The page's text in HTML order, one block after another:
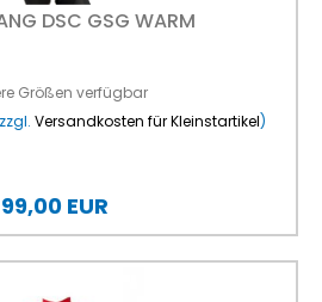
DSC GSG WARM
Größen verfügbar
Versandkosten für Kleinstartikel)
99,00 EUR